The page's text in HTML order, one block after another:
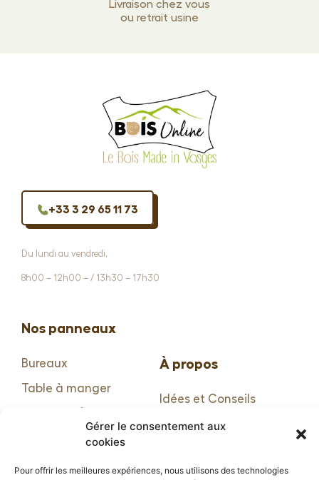
Gérer le consentement aux
cookies
Pour offrir les meilleures expériences, nous utilisons des technologies
Livraison chez vous
ou retrait usine
+33 3 29 65 11 73
Du lundi au vendredi,
8h00 – 12h00 – / 13h30 – 17h30
Nos panneaux
Bureaux
Table à manger
Plans de travail
À propos
Idées et Conseils
FAQ